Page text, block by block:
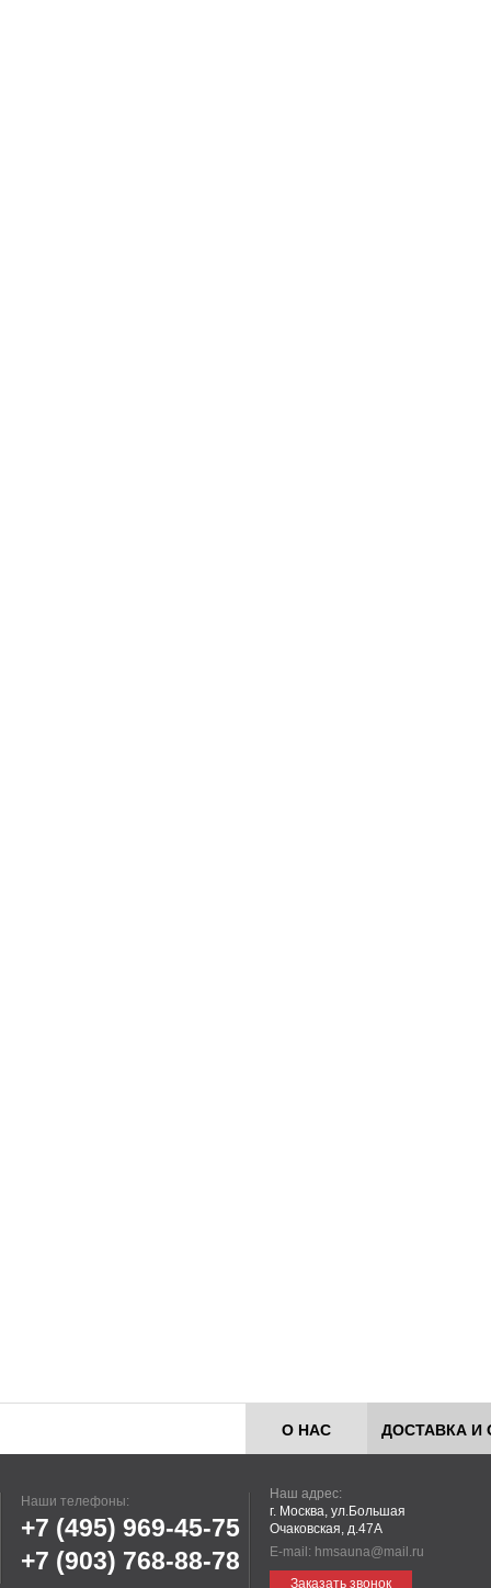
О НАС ДОСТАВКА И
Наши телефоны:
+7 (495) 969-45-75
+7 (903) 768-88-78
Наш адрес:
г. Москва, ул.Большая
Очаковская, д.47А
E-mail: hmsauna@mail.ru
Заказать звонок